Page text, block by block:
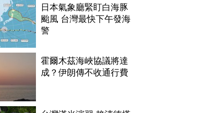
日本氣象廳緊盯白海豚
颱風 台灣最快下午發海
警
霍爾木茲海峽協議將達
成？伊朗傳不收通行費